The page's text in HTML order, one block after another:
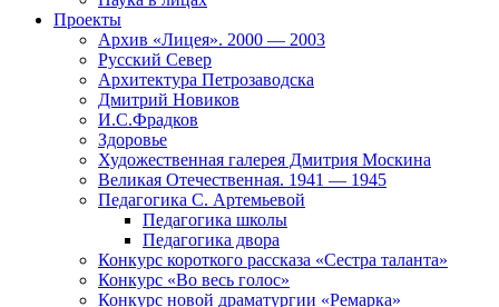
Проекты
Архив «Лицея». 2000 — 2003
Русский Север
Архитектура Петрозаводска
Дмитрий Новиков
И.С.Фрадков
Здоровье
Художественная галерея Дмитрия Москина
Великая Отечественная. 1941 — 1945
Педагогика С. Артемьевой
Педагогика школы
Педагогика двора
Конкурс короткого рассказа «Сестра таланта»
Конкурс «Во весь голос»
Конкурс новой драматургии «Ремарка»